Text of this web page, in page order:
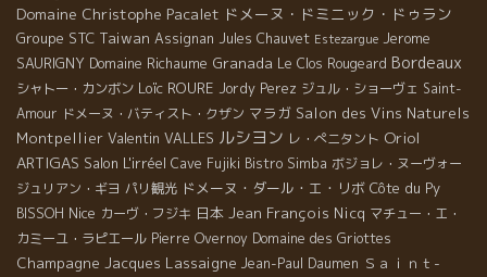
Domaine Christophe Pacalet ドメーヌ・ドミニック・ドゥラン
Groupe STC Taiwan Assignan Jules Chauvet Estezargue Jerome
SAURIGNY Domaine Richaume Granada Le Clos Rougeard Bordeaux
シャトー・カンボン Loïc ROURE Jordy Perez ジュル・ショーヴェ Saint-
Amour ドメーヌ・バティスト・クザン マラガ Salon des Vins Naturels
Montpellier Valentin VALLES ルシヨン レ・ぺニタント Oriol
ARTIGAS Salon L'irréel Cave Fujiki Bistro Simba ボジョレ・ヌーヴォー
ジュリアン・ギヨ パリ観光 ドメーヌ・ダール・エ・リボ Côte du Py
BISSOH Nice カーヴ・フジキ 日本 Jean François Nicq マチュー・エ・
カミーユ・ラピエール Pierre Overnoy Domaine des Griottes
Champagne Jacques Lassaigne Jean-Paul Daumen Ｓａｉｎｔ-